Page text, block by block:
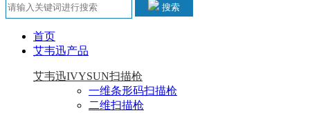
搜索
首页
艾韦迅产品
艾韦迅IVYSUN扫描枪
一维条形码扫描枪
二维扫描枪